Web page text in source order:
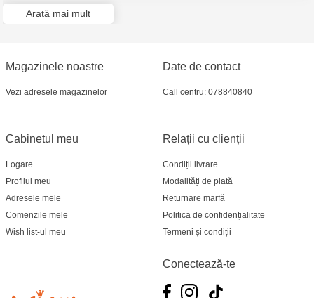
Multistore Soroca - bd. Ștefan cel Mare, 110
Jucărenia Bălți- EviMall, et2
siguranță și calitate, este ușor și ideal asamblat de mînă, fără
Arată mai mult
Magazinele noastre
Vezi adresele magazinelor
Relații cu clienții
Condiții livrare
Modalități de plată
Returnare marfă
Politica de confidențialitate
Termeni și condiții
Cabinetul meu
Logare
Profilul meu
Adresele mele
Comenzile mele
Wish list-ul meu
Date de contact
Call centru: 078840840
Conectează-te